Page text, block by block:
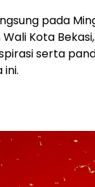
pada
Kota
serta
ini.